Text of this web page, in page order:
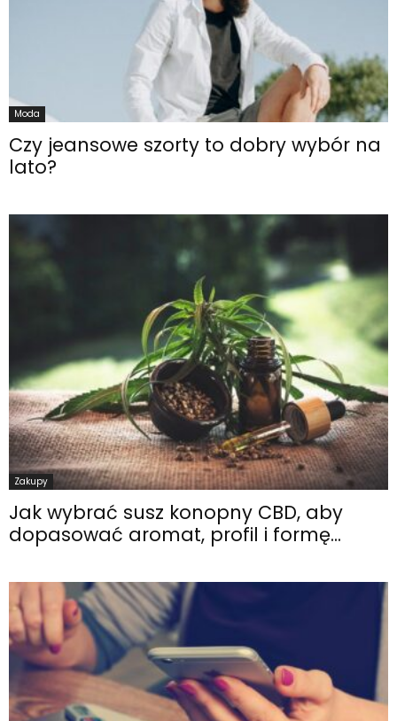
Moda
Czy jeansowe szorty to dobry wybór na
lato?
Zakupy
Jak wybrać susz konopny CBD, aby
dopasować aromat, profil i formę...